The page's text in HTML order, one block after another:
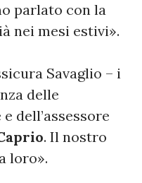
parlato con la
nei mesi estivi».
Savaglio – i
delle
dell’assessore
. Il nostro
loro».